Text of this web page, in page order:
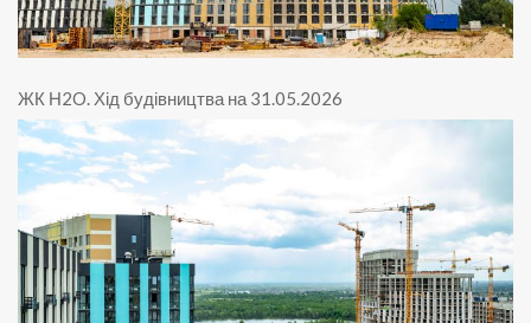
ЖК Н2O. Хід будівництва на 31.05.2026